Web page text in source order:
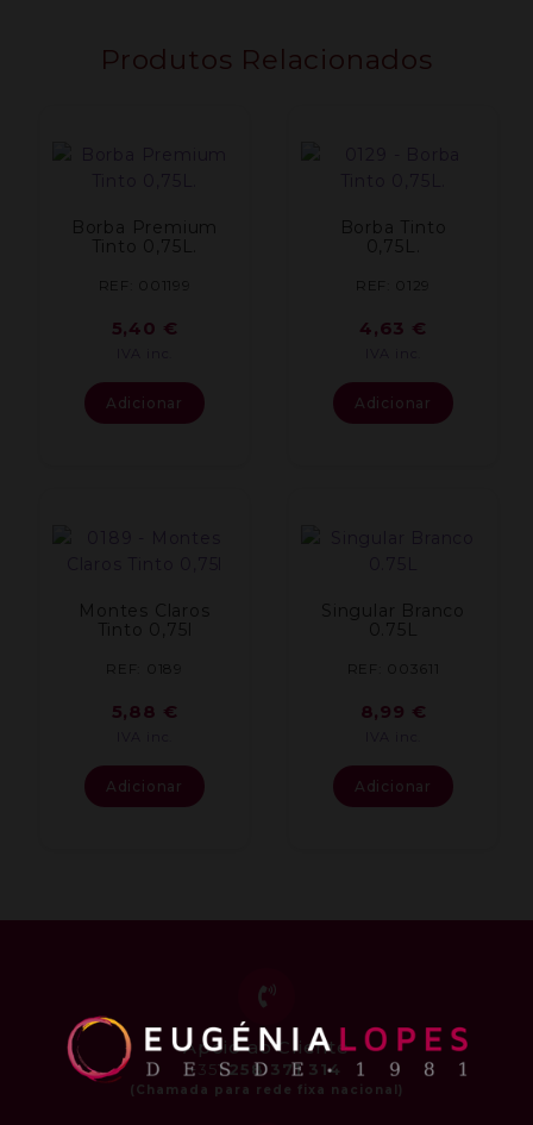
Produtos Relacionados
Borba Premium
Tinto 0,75L.
REF: 001199
5,40 €
Adicionar
Borba Tinto
0,75L.
REF: 0129
4,63 €
Adicionar
Montes Claros
Tinto 0,75l
REF: 0189
5,88 €
Adicionar
Singular Branco
0.75L
REF: 003611
8,99 €
Adicionar
Apoio ao Cliente
+351258 371 314